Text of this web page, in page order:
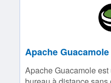
Apache Guacamole
Apache Guacamole